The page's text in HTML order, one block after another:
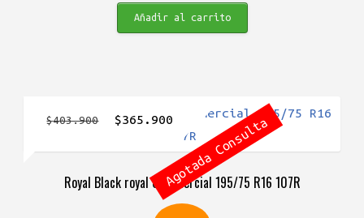
Añadir al carrito
Royal Black royal Commercial 195/75 R16 107R
$403.900
El
era:
$403.900.
$365.900
precio
actual
es:
$365.900.
Agotada Consulta